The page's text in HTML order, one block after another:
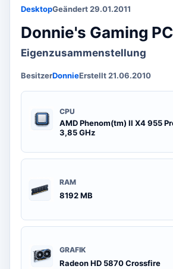
DesktopGeändert 29.01.2011
Donnie's Gaming PC
Eigenzusammenstellung
BesitzerDonnieErstellt 21.06.2010
CPU
AMD Phenom(tm) II X4 955
3,85 GHz
RAM
8192 MB
GRAFIK
Radeon HD 5870 Crossfire